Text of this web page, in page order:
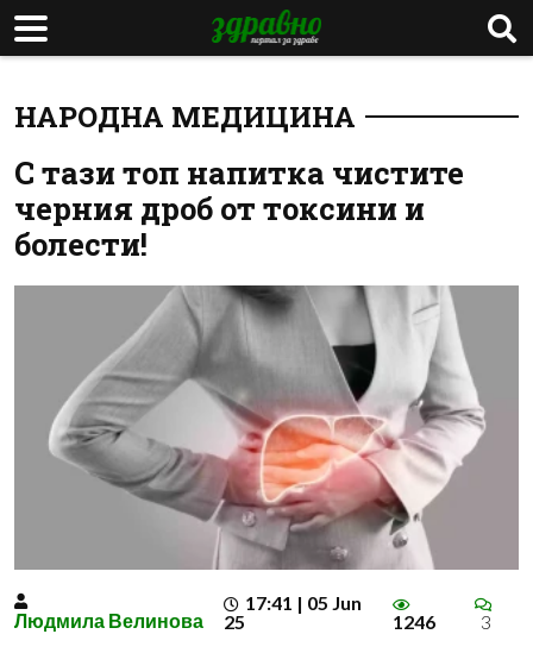
НАРОДНА МЕДИЦИНА
С тази топ напитка чистите
черния дроб от токсини и
болести!
Людмила Велинова
17:41 | 05 Jun
25
1246 3